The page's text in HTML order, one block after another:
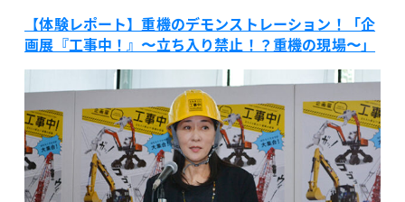
【体験レポート】重機のデモンストレーション！「企
画展『工事中！』〜立ち入り禁止！？重機の現場〜」